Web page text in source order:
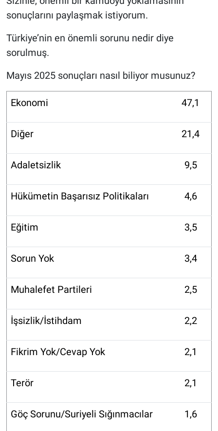
sonuçlarını paylaşmak istiyorum.
Türkiye’nin en önemli sorunu nedir diye
sorulmuş.
Mayıs 2025 sonuçları nasıl biliyor musunuz?
Ekonomi 47,1
Diğer 21,4
Adaletsizlik 9,5
Hükümetin Başarısız Politikaları 4,6
Eğitim 3,5
Sorun Yok 3,4
Muhalefet Partileri 2,5
İşsizlik/İstihdam 2,2
Fikrim Yok/Cevap Yok 2,1
Terör 2,1
Göç Sorunu/Suriyeli Sığınmacılar 1,6